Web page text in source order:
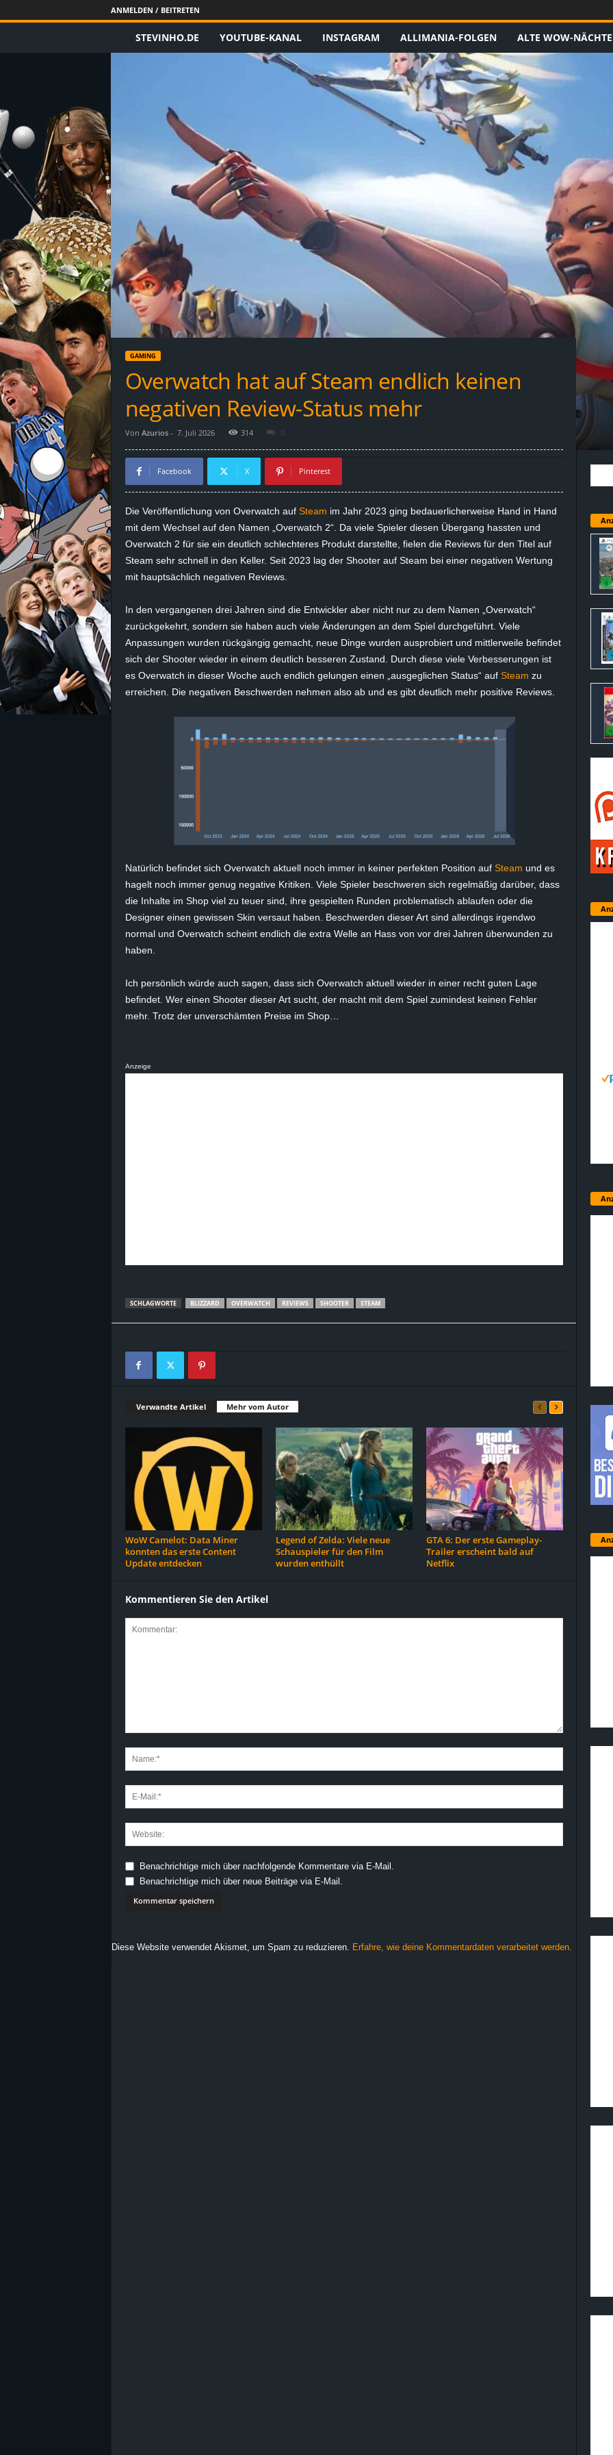
ANMELDEN / BEITRETEN
i
o
.
e
i
n
s
g
e
z
e
o
!
STEVINHO.DE YOUTUBE-KANAL INSTAGRAM ALLIMANIA-FOLGEN ALTE WOW-NÄCHTE
GAMING
Overwatch hat auf Steam endlich keinen
negativen Review-Status mehr
Von Azurios- 7. Juli 2026 314 0
Facebook X Pinterest
Die Veröffentlichung von Overwatch auf Steam im Jahr 2023 ging bedauerlicherweise Hand in Hand
mit dem Wechsel auf den Namen „Overwatch 2“. Da viele Spieler diesen Übergang hassten und
Overwatch 2 für sie ein deutlich schlechteres Produkt darstellte, fielen die Reviews für den Titel auf
Steam sehr schnell in den Keller. Seit 2023 lag der Shooter auf Steam bei einer negativen Wertung
mit hauptsächlich negativen Reviews.
In den vergangenen drei Jahren sind die Entwickler aber nicht nur zu dem Namen „Overwatch“
zurückgekehrt, sondern sie haben auch viele Änderungen an dem Spiel durchgeführt. Viele
Anpassungen wurden rückgängig gemacht, neue Dinge wurden ausprobiert und mittlerweile befindet
sich der Shooter wieder in einem deutlich besseren Zustand. Durch diese viele Verbesserungen ist
es Overwatch in dieser Woche auch endlich gelungen einen „ausgeglichen Status“ auf Steam zu
erreichen. Die negativen Beschwerden nehmen also ab und es gibt deutlich mehr positive Reviews.
Natürlich befindet sich Overwatch aktuell noch immer in keiner perfekten Position auf Steam und es
hagelt noch immer genug negative Kritiken. Viele Spieler beschweren sich regelmäßig darüber, dass
die Inhalte im Shop viel zu teuer sind, ihre gespielten Runden problematisch ablaufen oder die
Designer einen gewissen Skin versaut haben. Beschwerden dieser Art sind allerdings irgendwo
normal und Overwatch scheint endlich die extra Welle an Hass von vor drei Jahren überwunden zu
haben.
Ich persönlich würde auch sagen, dass sich Overwatch aktuell wieder in einer recht guten Lage
befindet. Wer einen Shooter dieser Art sucht, der macht mit dem Spiel zumindest keinen Fehler
mehr. Trotz der unverschämten Preise im Shop…
Anzeige
SCHLAGWORTE BLIZZARD OVERWATCH REVIEWS SHOOTER STEAM
Verwandte Artikel Mehr vom Autor
WoW Camelot: Data Miner
konnten das erste Content
Update entdecken
Legend of Zelda: Viele neue
Schauspieler für den Film
wurden enthüllt
GTA 6: Der erste Gameplay-
Trailer erscheint bald auf
Netflix
Kommentieren Sie den Artikel
Benachrichtige mich über nachfolgende Kommentare via E-Mail.
Benachrichtige mich über neue Beiträge via E-Mail.
Diese Website verwendet Akismet, um Spam zu reduzieren. Erfahre, wie deine Kommentardaten verarbeitet werden.